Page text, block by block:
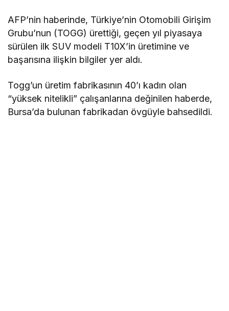
AFP’nin haberinde, Türkiye’nin Otomobili Girişim
Grubu’nun (TOGG) ürettiği, geçen yıl piyasaya
sürülen ilk SUV modeli T10X’in üretimine ve
başarısına ilişkin bilgiler yer aldı.
Togg’un üretim fabrikasının 40’ı kadın olan
“yüksek nitelikli” çalışanlarına değinilen haberde,
Bursa’da bulunan fabrikadan övgüyle bahsedildi.